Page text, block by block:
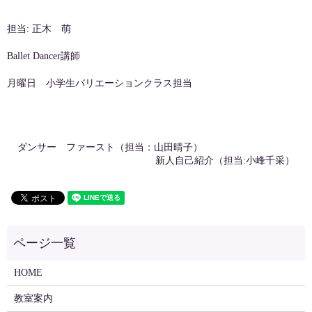
担当: 正木 萌
Ballet Dancer講師
月曜日 小学生バリエーションクラス担当
ダンサー ファースト（担当：山田晴子）
新人自己紹介（担当:小峰千采）
HOME
教室案内